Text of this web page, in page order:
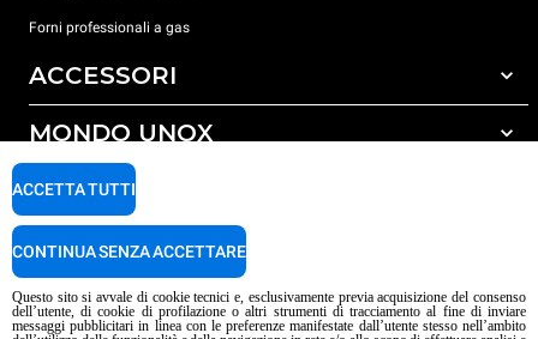
Forni professionali a gas
ACCESSORI
Tutti gli accessori
Detergenti per lavaggio automatico
Detergenti per lavaggio manuale
Trattamento acqua con filtro a resine
MONDO UNOX
Le nostre sedi nel mondo
Carriere Unox
SUPPORTO
Garanzia Unox
Trova Centri Service
Questo sito si avvale di cookie tecnici e, esclusivamente previa acquisizione del consenso
dell’utente, di cookie di profilazione o altri strumenti di tracciamento al fine di inviare
messaggi pubblicitari in linea con le preferenze manifestate dall’utente stesso nell’ambito
ACCETTA TUTTI
CONTINUA SENZA ACCETTARE